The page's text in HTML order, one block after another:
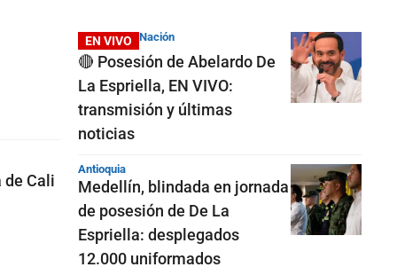
de Cali
EN VIVO Nación
🔴 Posesión de Abelardo De
La Espriella, EN VIVO:
transmisión y últimas
noticias
Antioquia
Medellín, blindada en jornada
de posesión de De La
Espriella: desplegados
12.000 uniformados